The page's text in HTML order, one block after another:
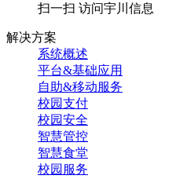
扫一扫 访问宇川信息
解决方案
系统概述
平台&基础应用
自助&移动服务
校园支付
校园安全
智慧管控
智慧食堂
校园服务